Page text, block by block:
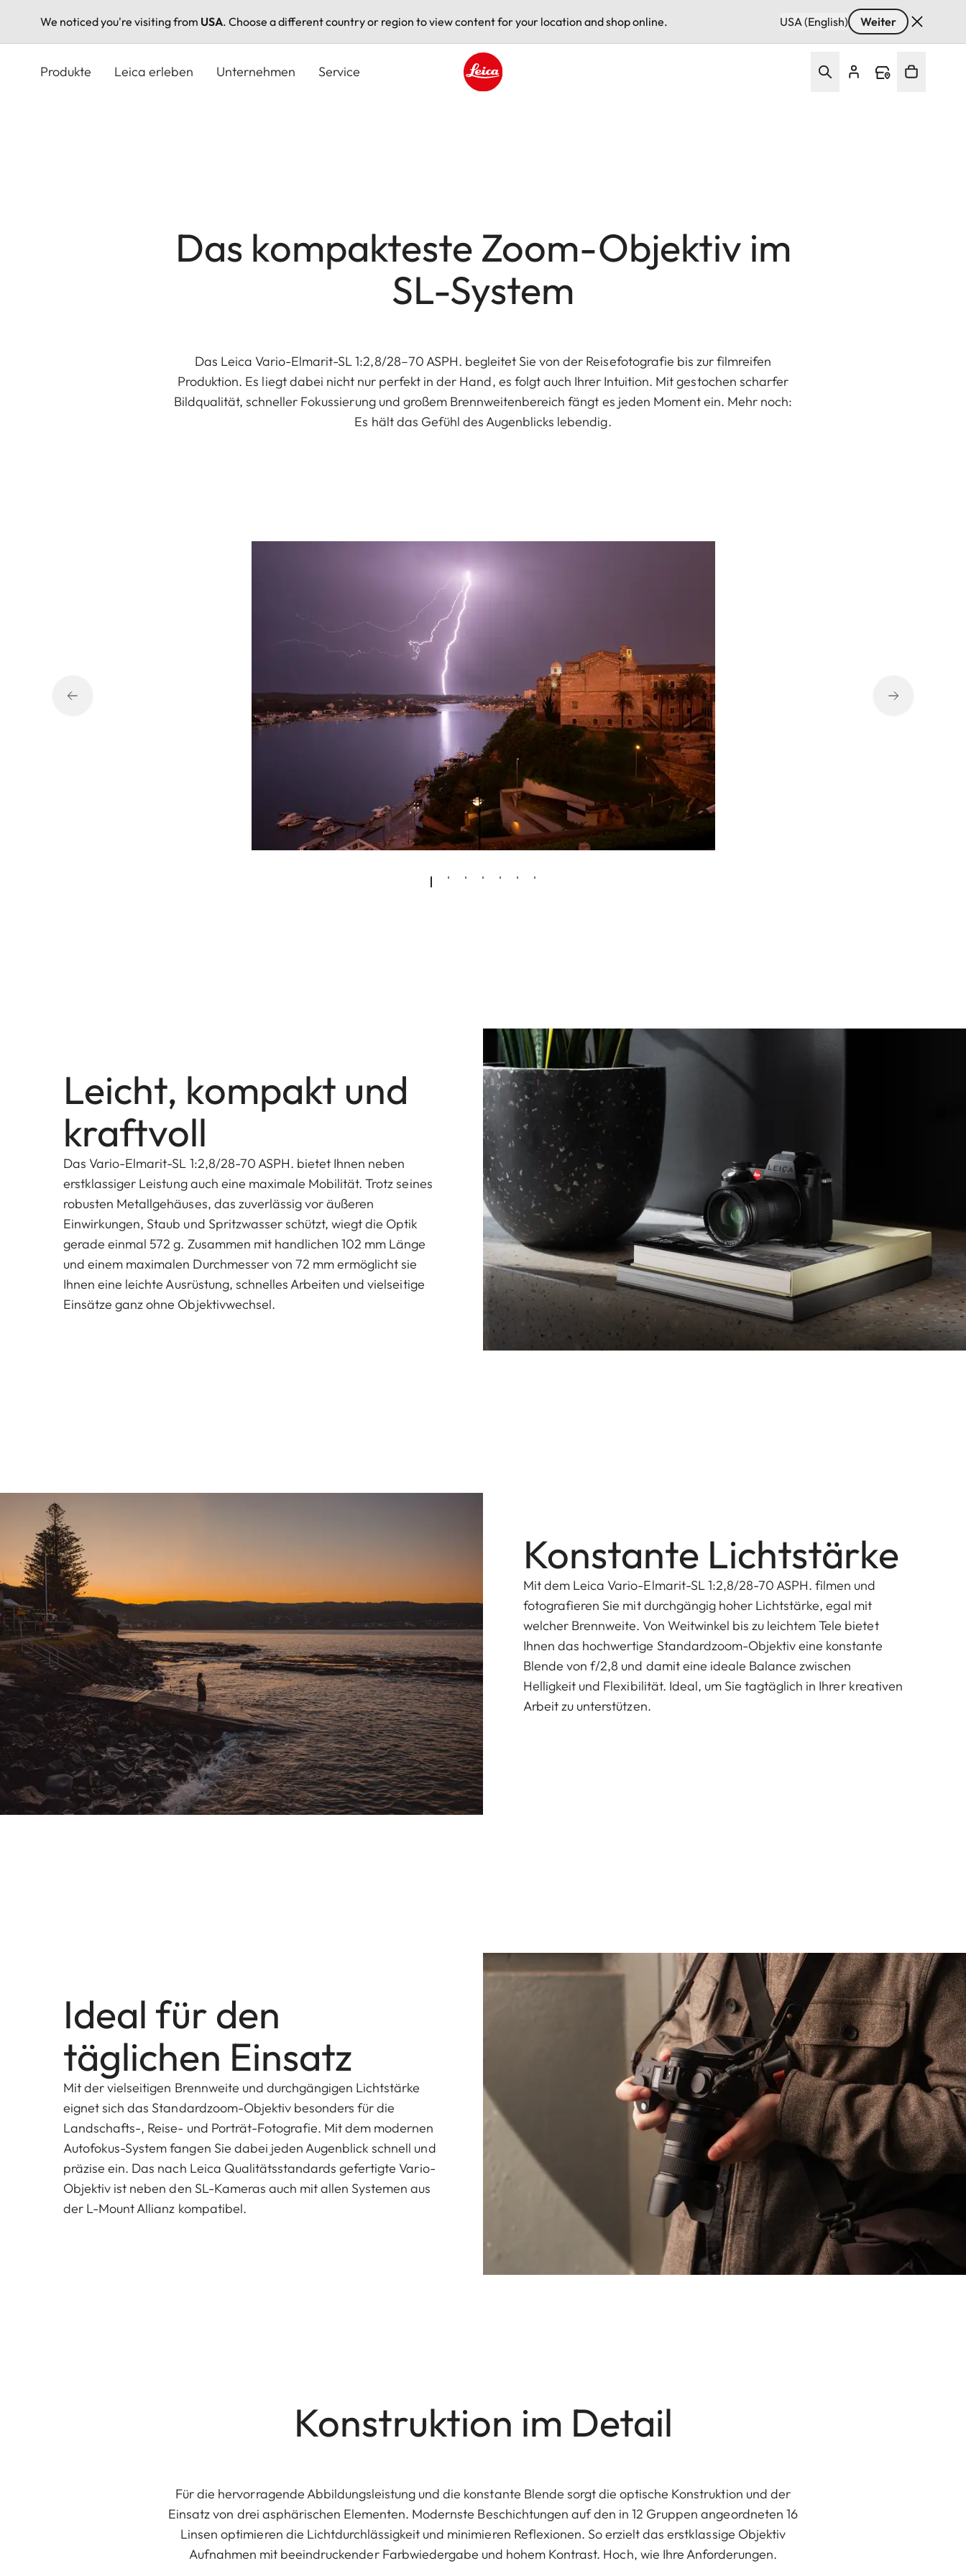
We noticed you're visiting from USA. Choose a different country or region to view content for your location and shop online. USA (English) Weiter
Produkte Leica erleben Unternehmen Service
Das kompakteste Zoom-Objektiv im
SL-System
Das Leica Vario-Elmarit-SL 1:2,8/28–70 ASPH. begleitet Sie von der Reisefotografie bis zur filmreifen
Produktion. Es liegt dabei nicht nur perfekt in der Hand, es folgt auch Ihrer Intuition. Mit gestochen scharfer
Bildqualität, schneller Fokussierung und großem Brennweitenbereich fängt es jeden Moment ein. Mehr noch:
Es hält das Gefühl des Augenblicks lebendig.
Leicht, kompakt und
kraftvoll
Das Vario-Elmarit-SL 1:2,8/28-70 ASPH. bietet Ihnen neben
erstklassiger Leistung auch eine maximale Mobilität. Trotz seines
robusten Metallgehäuses, das zuverlässig vor äußeren
Einwirkungen, Staub und Spritzwasser schützt, wiegt die Optik
gerade einmal 572 g. Zusammen mit handlichen 102 mm Länge
und einem maximalen Durchmesser von 72 mm ermöglicht sie
Ihnen eine leichte Ausrüstung, schnelles Arbeiten und vielseitige
Einsätze ganz ohne Objektivwechsel.
Konstante Lichtstärke
Mit dem Leica Vario-Elmarit-SL 1:2,8/28-70 ASPH. filmen und
fotografieren Sie mit durchgängig hoher Lichtstärke, egal mit
welcher Brennweite. Von Weitwinkel bis zu leichtem Tele bietet
Ihnen das hochwertige Standardzoom-Objektiv eine konstante
Blende von f/2,8 und damit eine ideale Balance zwischen
Helligkeit und Flexibilität. Ideal, um Sie tagtäglich in Ihrer kreativen
Arbeit zu unterstützen.
Ideal für den
täglichen Einsatz
Mit der vielseitigen Brennweite und durchgängigen Lichtstärke
eignet sich das Standardzoom-Objektiv besonders für die
Landschafts-, Reise- und Porträt-Fotografie. Mit dem modernen
Autofokus-System fangen Sie dabei jeden Augenblick schnell und
präzise ein. Das nach Leica Qualitätsstandards gefertigte Vario-
Objektiv ist neben den SL-Kameras auch mit allen Systemen aus
der L-Mount Allianz kompatibel.
Konstruktion im Detail
Für die hervorragende Abbildungsleistung und die konstante Blende sorgt die optische Konstruktion und der
Einsatz von drei asphärischen Elementen. Modernste Beschichtungen auf den in 12 Gruppen angeordneten 16
Linsen optimieren die Lichtdurchlässigkeit und minimieren Reflexionen. So erzielt das erstklassige Objektiv
Aufnahmen mit beeindruckender Farbwiedergabe und hohem Kontrast. Hoch, wie Ihre Anforderungen.